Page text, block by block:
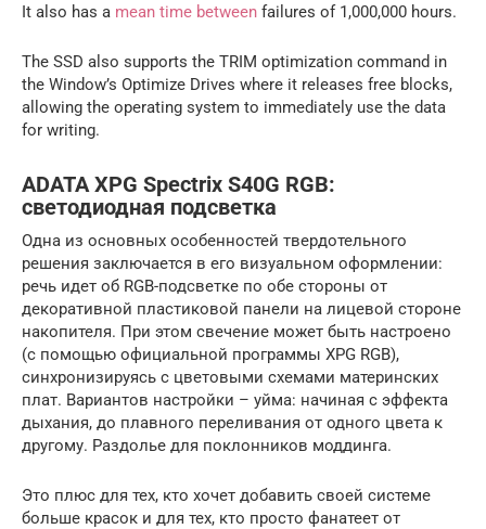
It also has a mean time between failures of 1,000,000 hours.
The SSD also supports the TRIM optimization command in
the Window’s Optimize Drives where it releases free blocks,
allowing the operating system to immediately use the data
for writing.
ADATA XPG Spectrix S40G RGB:
светодиодная подсветка
Одна из основных особенностей твердотельного
решения заключается в его визуальном оформлении:
речь идет об RGB-подсветке по обе стороны от
декоративной пластиковой панели на лицевой стороне
накопителя. При этом свечение может быть настроено
(с помощью официальной программы XPG RGB),
синхронизируясь с цветовыми схемами материнских
плат. Вариантов настройки – уйма: начиная с эффекта
дыхания, до плавного переливания от одного цвета к
другому. Раздолье для поклонников моддинга.
Это плюс для тех, кто хочет добавить своей системе
больше красок и для тех, кто просто фанатеет от